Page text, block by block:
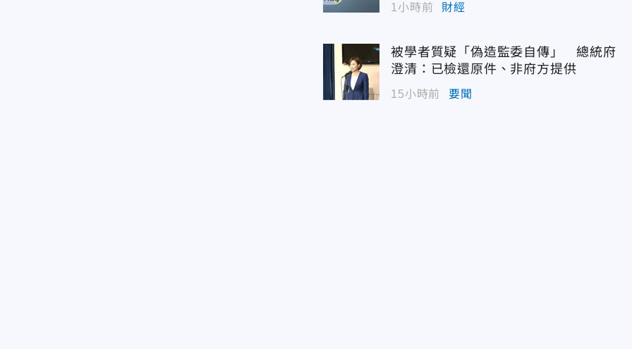
1小時前 財經
被學者質疑「偽造監委自傳」 總統府
澄清：已檢還原件、非府方提供
15小時前 要聞